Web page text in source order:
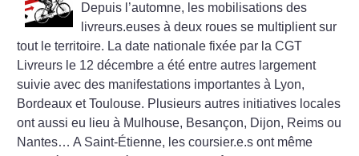
Depuis l’automne, les mobilisations des
livreurs.euses à deux roues se multiplient sur
tout le territoire. La date nationale fixée par la CGT
Livreurs le 12 décembre a été entre autres largement
suivie avec des manifestations importantes à Lyon,
Bordeaux et Toulouse. Plusieurs autres initiatives locales
ont aussi eu lieu à Mulhouse, Besançon, Dijon, Reims ou
Nantes… A Saint-Étienne, les coursier.e.s ont même